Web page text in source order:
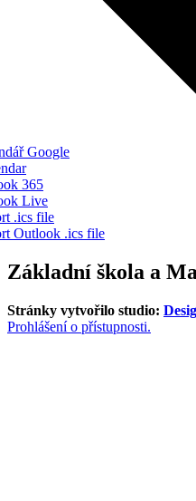
Google
365
Live
.ics file
Outlook .ics file
Základní škola a
Stránky vytvořilo studio:
Prohlášení o přístupnosti.